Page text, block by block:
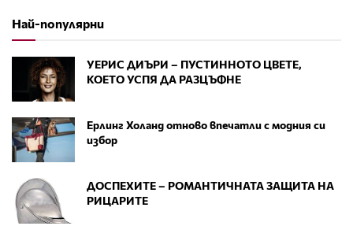
Най-популярни
УЕРИС ДИЪРИ – ПУСТИННОТО ЦВЕТЕ,
КОЕТО УСПЯ ДА РАЗЦЪФНЕ
Ерлинг Холанд отново впечатли с модния си
избор
ДОСПЕХИТЕ – РОМАНТИЧНАТА ЗАЩИТА НА
РИЦАРИТЕ